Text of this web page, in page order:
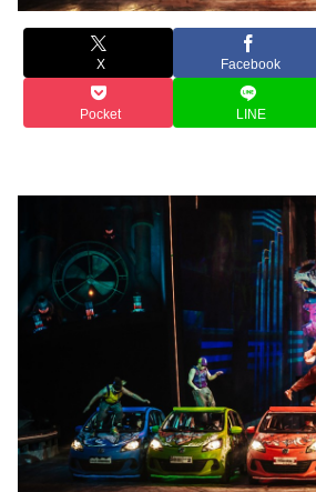
X Facebook
Pocket LINE